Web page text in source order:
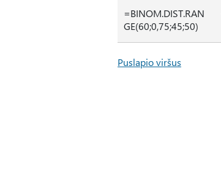
=BINOM.DIST.RAN
GE(60;0,75;45;50)
Puslapio viršus